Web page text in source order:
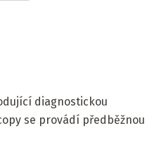
diagnostickou
se provádí předběžnou